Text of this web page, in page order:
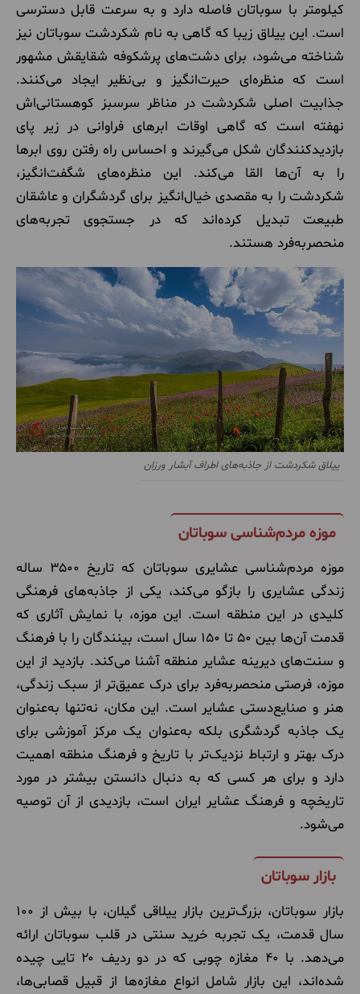
کیلومتر با سوباتان فاصله دارد و به سرعت قابل دسترسی
است. این ییلاق زیبا که گاهی به نام شکردشت سوباتان نیز
شناخته می‌شود، برای دشت‌های پرشکوفه شقایقش مشهور
است که منظره‌ای حیرت‌انگیز و بی‌نظیر ایجاد می‌کنند.
جذابیت اصلی شکردشت در مناظر سرسبز کوهستانی‌اش
نهفته است که گاهی اوقات ابرهای فراوانی در زیر پای
بازدیدکنندگان شکل می‌گیرند و احساس راه رفتن روی ابرها
را به آن‌ها القا می‌کند. این منظره‌های شگفت‌انگیز،
شکردشت را به مقصدی خیال‌انگیز برای گردشگران و عاشقان
طبیعت تبدیل کرده‌اند که در جستجوی تجربه‌های
منحصربه‌فرد هستند.
ییلاق شکردشت از جاذبه‌های اطراف آبشار ورزان
موزه مردم‌شناسی سوباتان
موزه مردم‌شناسی عشایری سوباتان که تاریخ ۳۵۰۰ ساله
زندگی عشایری را بازگو می‌کند، یکی از جاذبه‌های فرهنگی
کلیدی در این منطقه است. این موزه، با نمایش آثاری که
قدمت آن‌ها بین ۵۰ تا ۱۵۰ سال است، بینندگان را با فرهنگ
و سنت‌های دیرینه عشایر منطقه آشنا می‌کند. بازدید از این
موزه، فرصتی منحصربه‌فرد برای درک عمیق‌تر از سبک زندگی،
هنر و صنایع‌دستی عشایر است. این مکان، نه‌تنها به‌عنوان
یک جاذبه گردشگری بلکه به‌عنوان یک مرکز آموزشی برای
درک بهتر و ارتباط نزدیک‌تر با تاریخ و فرهنگ منطقه اهمیت
دارد و برای هر کسی که به دنبال دانستن بیشتر در مورد
تاریخچه و فرهنگ عشایر ایران است، بازدیدی از آن توصیه
می‌شود.
بازار سوباتان
بازار سوباتان، بزرگ‌ترین بازار ییلاقی گیلان، با بیش از ۱۰۰
سال قدمت، یک تجربه خرید سنتی در قلب سوباتان ارائه
می‌دهد. با ۴۰ مغازه چوبی که در دو ردیف ۲۰ تایی چیده
شده‌اند، این بازار شامل انواع مغازه‌ها از قبیل قصابی‌ها،